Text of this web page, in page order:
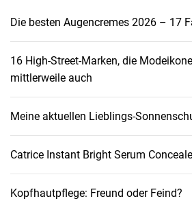
Die besten Augencremes 2026 – 17
16 High-Street-Marken, die
mittlerweile auch
Meine aktuellen Lieblings-
Catrice Instant Bright Serum
Kopfhautpflege: Freund oder Feind?